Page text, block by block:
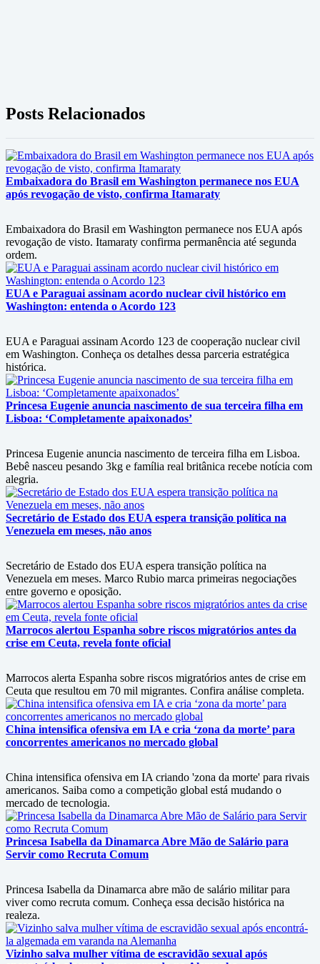
Posts Relacionados
Embaixadora do Brasil em Washington permanece nos EUA
após revogação de visto, confirma Itamaraty
Embaixadora do Brasil em Washington permanece nos EUA após
revogação de visto. Itamaraty confirma permanência até segunda
ordem.
EUA e Paraguai assinam acordo nuclear civil histórico em
Washington: entenda o Acordo 123
EUA e Paraguai assinam Acordo 123 de cooperação nuclear civil
em Washington. Conheça os detalhes dessa parceria estratégica
histórica.
Princesa Eugenie anuncia nascimento de sua terceira filha em
Lisboa: ‘Completamente apaixonados’
Princesa Eugenie anuncia nascimento de terceira filha em Lisboa.
Bebê nasceu pesando 3kg e família real britânica recebe notícia com
alegria.
Secretário de Estado dos EUA espera transição política na
Venezuela em meses, não anos
Secretário de Estado dos EUA espera transição política na
Venezuela em meses. Marco Rubio marca primeiras negociações
entre governo e oposição.
Marrocos alertou Espanha sobre riscos migratórios antes da
crise em Ceuta, revela fonte oficial
Marrocos alerta Espanha sobre riscos migratórios antes de crise em
Ceuta que resultou em 70 mil migrantes. Confira análise completa.
China intensifica ofensiva em IA e cria ‘zona da morte’ para
concorrentes americanos no mercado global
China intensifica ofensiva em IA criando 'zona da morte' para rivais
americanos. Saiba como a competição global está mudando o
mercado de tecnologia.
Princesa Isabella da Dinamarca Abre Mão de Salário para
Servir como Recruta Comum
Princesa Isabella da Dinamarca abre mão de salário militar para
viver como recruta comum. Conheça essa decisão histórica na
realeza.
Vizinho salva mulher vítima de escravidão sexual após